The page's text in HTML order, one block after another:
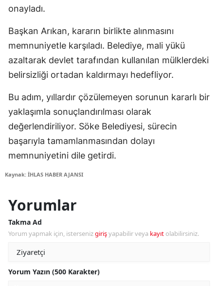
onayladı.
Başkan Arıkan, kararın birlikte alınmasını
memnuniyetle karşıladı. Belediye, mali yükü
azaltarak devlet tarafından kullanılan mülklerdeki
belirsizliği ortadan kaldırmayı hedefliyor.
Bu adım, yıllardır çözülemeyen sorunun kararlı bir
yaklaşımla sonuçlandırılması olarak
değerlendiriliyor. Söke Belediyesi, sürecin
başarıyla tamamlanmasından dolayı
memnuniyetini dile getirdi.
Kaynak: İHLAS HABER AJANSI
Yorumlar
Takma Ad
Yorum yapmak için, istersenizgirişyapabilir veya kayıt olabilirsiniz.
Yorum Yazın (500 Karakter)